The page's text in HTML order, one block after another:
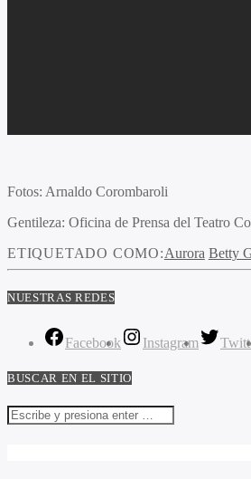
Fotos: Arnaldo Corombaroli
Gentileza: Oficina de Prensa del Teatro
ETIQUETADO COMO:Aurora Betty
NUESTRAS REDES
Facebook Instagram
BUSCAR EN EL SITIO